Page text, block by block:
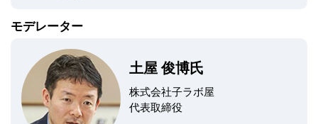
モデレーター
土屋 俊博氏
株式会社子ラボ屋
代表取締役